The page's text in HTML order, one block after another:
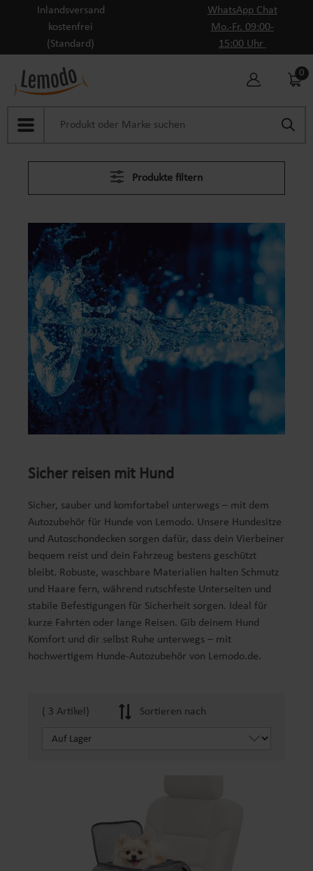
Zum Hauptinhalt springen
Inlandsversand
kostenfrei
(Standard)
WhatsApp Chat
Mo.-Fr. 09:00-
15:00 Uhr
0
Produkte filtern
Sicher reisen mit Hund
Sicher, sauber und komfortabel unterwegs – mit dem
Autozubehör für Hunde von Lemodo. Unsere Hundesitze
und Autoschondecken sorgen dafür, dass dein Vierbeiner
bequem reist und dein Fahrzeug bestens geschützt
bleibt. Robuste, waschbare Materialien halten Schmutz
und Haare fern, während rutschfeste Unterseiten und
stabile Befestigungen für Sicherheit sorgen. Ideal für
kurze Fahrten oder lange Reisen. Gib deinem Hund
Komfort und dir selbst Ruhe unterwegs – mit
hochwertigem Hunde-Autozubehör von Lemodo.de.
( 3 Artikel) Sortieren nach